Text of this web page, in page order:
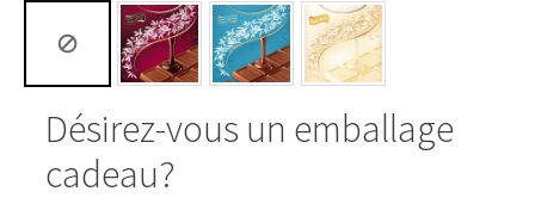
Désirez-vous un emballage
cadeau?